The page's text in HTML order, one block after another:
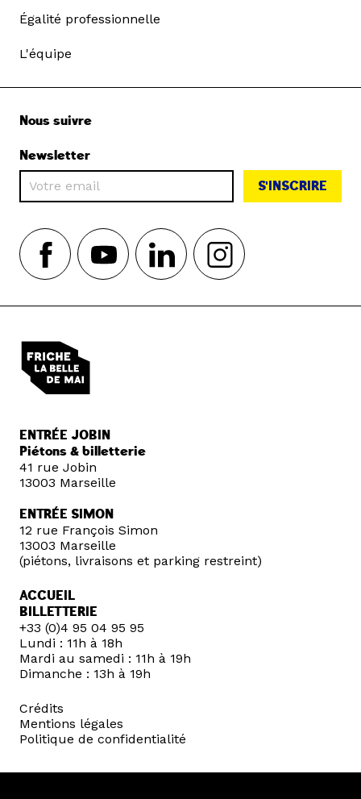
Égalité professionnelle
L'équipe
Nous suivre
Newsletter
S'INSCRIRE
ENTRÉE JOBIN
Piétons & billetterie
41 rue Jobin
13003 Marseille
ENTRÉE SIMON
12 rue François Simon
13003 Marseille
(piétons, livraisons et parking restreint)
ACCUEIL
BILLETTERIE
+33 (0)4 95 04 95 95
Lundi : 11h à 18h
Mardi au samedi : 11h à 19h
Dimanche : 13h à 19h
Crédits
Mentions légales
Politique de confidentialité